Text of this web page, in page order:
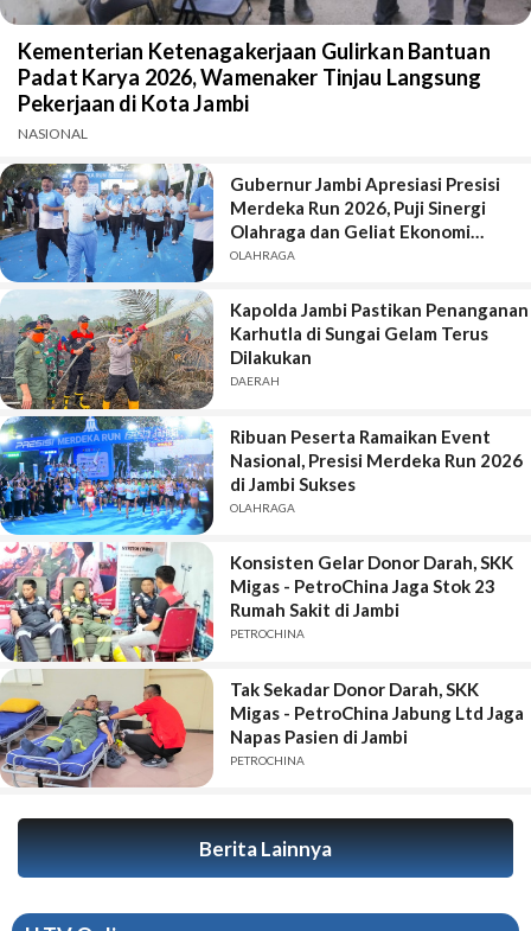
Kementerian Ketenagakerjaan Gulirkan Bantuan
Padat Karya 2026, Wamenaker Tinjau Langsung
Pekerjaan di Kota Jambi
NASIONAL
Gubernur Jambi Apresiasi Presisi
Merdeka Run 2026, Puji Sinergi
Olahraga dan Geliat Ekonomi
Daerah
OLAHRAGA
Kapolda Jambi Pastikan Penanganan
Karhutla di Sungai Gelam Terus
Dilakukan
DAERAH
Ribuan Peserta Ramaikan Event
Nasional, Presisi Merdeka Run 2026
di Jambi Sukses
OLAHRAGA
Konsisten Gelar Donor Darah, SKK
Migas - PetroChina Jaga Stok 23
Rumah Sakit di Jambi
PETROCHINA
Tak Sekadar Donor Darah, SKK
Migas - PetroChina Jabung Ltd Jaga
Napas Pasien di Jambi
PETROCHINA
Berita Lainnya